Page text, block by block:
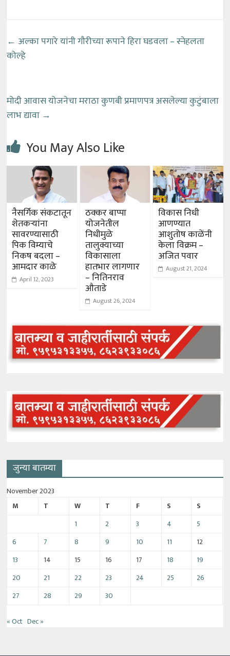
← अल्का पगारे यांनी गौरीच्या रूपाने हिरा घडवला – स्नेहलता
कोल्हे
मोदी आवास योजनेचा मराठा कुणबी प्रमाणपत्र असलेल्या कुटुंबाला
लाभ द्यावा →
You May Also Like
नैसर्गिक संकटातून
शेतकऱ्यांना
सावरण्यासाठी
पिक विम्याचे
निकष बदला –
आमदार काळे
April 12, 2023
ठक्कर बाप्पा
योजनेतील
निधीमुळे
तालुक्याच्या
विकासाला
हातभार लागणार
– नितिनराव
औताडे
August 26, 2024
विकास निधी
आणण्यात
आशुतोष काळेंनी
केला विक्रम –
अजित पवार
August 21, 2024
जुन्या बातम्या
November 2023
M
T W T F S
S
1
2 3 4
5
6
7 8 9 10 11
12
13
14 15 16 17 18
19
20
21 22 23 24 25
26
27
28 29 30
« Oct Dec »